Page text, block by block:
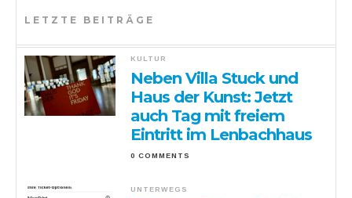
LETZTE BEITRÄGE
KULTUR
Neben Villa Stuck und
Haus der Kunst: Jetzt
auch Tag mit freiem
Eintritt im Lenbachhaus
0 COMMENTS
UNTERWEGS